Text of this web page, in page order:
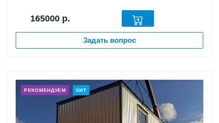
165000 р.
Задать вопрос
РЕКОМЕНДУЕМ ХИТ